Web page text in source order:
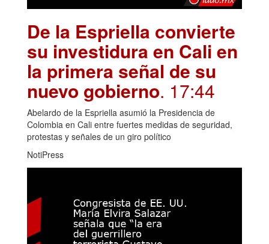
De la Espriella convierte
su investidura en Cali en
la primera señal de su
nuevo gobierno. 17:44
Abelardo de la Espriella asumió la Presidencia de
Colombia en Cali entre fuertes medidas de seguridad,
protestas y señales de un giro político
NotiPress